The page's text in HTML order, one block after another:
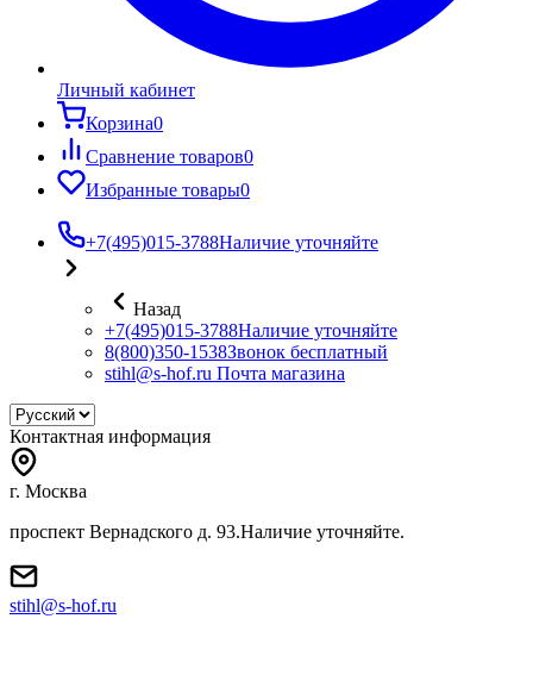
Личный кабинет
Корзина0
Сравнение товаров0
Избранные товары0
+7(495)015-3788Наличие уточняйте
Назад
+7(495)015-3788Наличие уточняйте
8(800)350-1538Звонок бесплатный
stihl@s-hof.ru Почта магазина
Контактная информация
г. Москва
проспект Вернадского д. 93.Наличие уточняйте.
stihl@s-hof.ru